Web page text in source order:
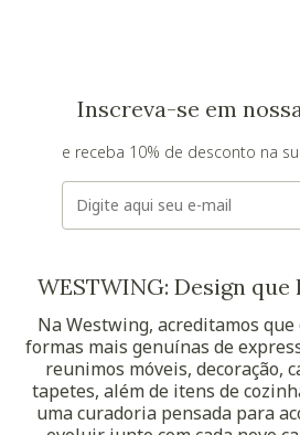
Inscreva-se em nossa
e receba 10% de desconto na
E-mail
WESTWING: Design que
Na Westwing, acreditamos que
formas mais genuínas de
reunimos móveis, decoração,
tapetes, além de itens de
uma curadoria pensada para